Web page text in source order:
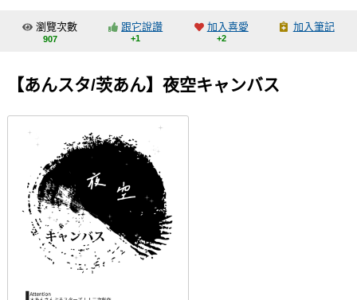
交流中心
會員功能選單
註冊會員
登入
瀏覽次數
907
跟它說讚
+1
加入喜愛
+2
加入筆記
【あんスタ/茨あん】夜空キャンバス